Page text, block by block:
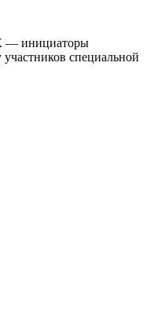
— инициаторы
специальной